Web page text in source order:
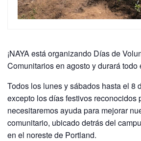
¡NAYA está organizando Días de
Comunitarios en agosto y durará todo
Todos los lunes y sábados hasta el 8
excepto los días festivos reconocidos
necesitaremos ayuda para mejorar
comunitario, ubicado detrás del
en el noreste de Portland.